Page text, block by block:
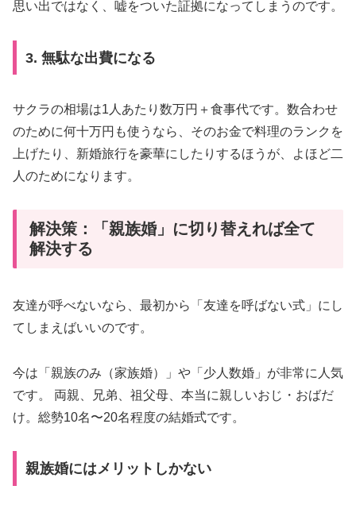
思い出ではなく、嘘をついた証拠になってしまうのです。
3. 無駄な出費になる
サクラの相場は1人あたり数万円＋食事代です。数合わせ
のために何十万円も使うなら、そのお金で料理のランクを
上げたり、新婚旅行を豪華にしたりするほうが、よほど二
人のためになります。
解決策：「親族婚」に切り替えれば全て
解決する
友達が呼べないなら、最初から「友達を呼ばない式」にし
てしまえばいいのです。
今は「親族のみ（家族婚）」や「少人数婚」が非常に人気
です。 両親、兄弟、祖父母、本当に親しいおじ・おばだ
け。総勢10名〜20名程度の結婚式です。
親族婚にはメリットしかない